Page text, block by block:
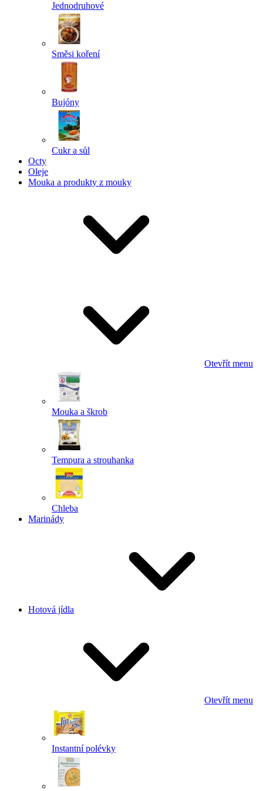
Jednodruhové
Směsi koření
Bujóny
Cukr a sůl
Octy
Oleje
Mouka a produkty z mouky
Otevřít menu
Mouka a škrob
Tempura a strouhanka
Chleba
Marinády
Hotová jídla
Otevřít menu
Instantní polévky
Powered by chaterimo